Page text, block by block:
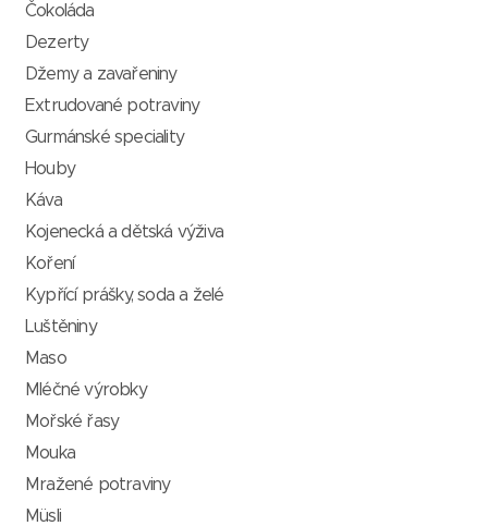
Čokoláda
Dezerty
Džemy a zavařeniny
Extrudované potraviny
Gurmánské speciality
Houby
Káva
Kojenecká a dětská výživa
Koření
Kypřící prášky, soda a želé
Luštěniny
Maso
Mléčné výrobky
Mořské řasy
Mouka
Mražené potraviny
Müsli